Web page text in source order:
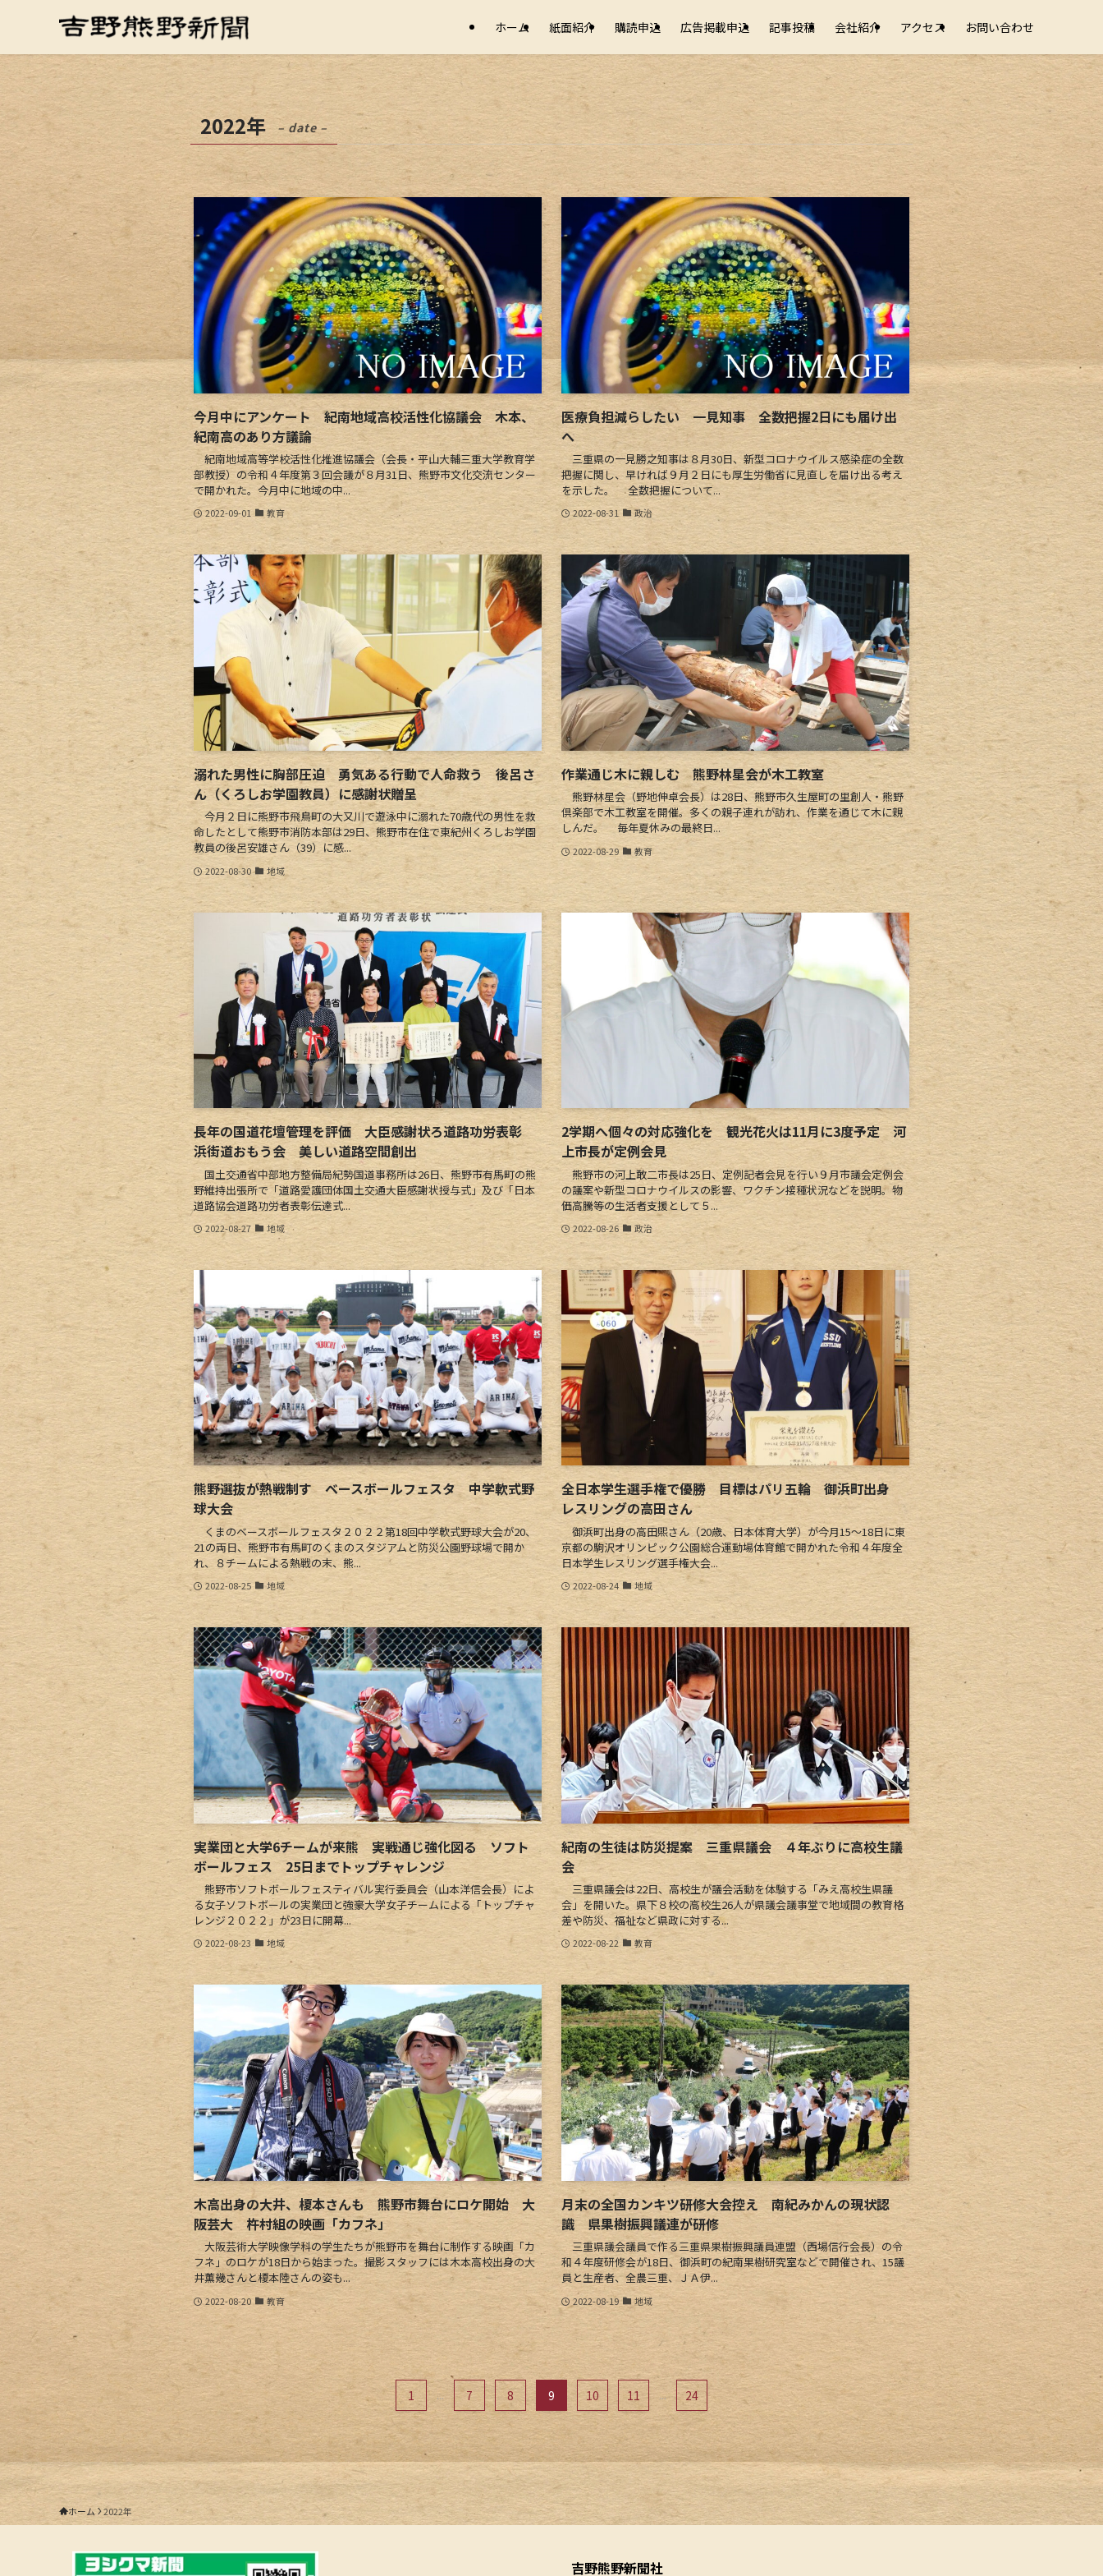
ホーム 紙面紹介 購読申込 広告掲載申込 記事投稿 会社紹介 アクセス お問い合わせ
2022年 – date –
今月中にアンケート 紀南地域高校活性化協議会 木本、
紀南高のあり方議論
紀南地域高等学校活性化推進協議会（会長・平山大輔三重大学教育学
部教授）の令和４年度第３回会議が８月31日、熊野市文化交流センター
で開かれた。今月中に地域の中...
2022-09-01 教育
医療負担減らしたい 一見知事 全数把握2日にも届け出
へ
三重県の一見勝之知事は８月30日、新型コロナウイルス感染症の全数
把握に関し、早ければ９月２日にも厚生労働省に見直しを届け出る考え
を示した。 全数把握について...
2022-08-31 政治
溺れた男性に胸部圧迫 勇気ある行動で人命救う 後呂さ
ん（くろしお学園教員）に感謝状贈呈
今月２日に熊野市飛鳥町の大又川で遊泳中に溺れた70歳代の男性を救
命したとして熊野市消防本部は29日、熊野市在住で東紀州くろしお学園
教員の後呂安雄さん（39）に感...
2022-08-30 地域
作業通じ木に親しむ 熊野林星会が木工教室
熊野林星会（野地伸卓会長）は28日、熊野市久生屋町の里創人・熊野
倶楽部で木工教室を開催。多くの親子連れが訪れ、作業を通じて木に親
しんだ。 毎年夏休みの最終日...
2022-08-29 教育
長年の国道花壇管理を評価 大臣感謝状ろ道路功労表彰
浜街道おもう会 美しい道路空間創出
国土交通省中部地方整備局紀勢国道事務所は26日、熊野市有馬町の熊
野維持出張所で「道路愛護団体国土交通大臣感謝状授与式」及び「日本
道路協会道路功労者表彰伝達式...
2022-08-27 地域
2学期へ個々の対応強化を 観光花火は11月に3度予定 河
上市長が定例会見
熊野市の河上敢二市長は25日、定例記者会見を行い９月市議会定例会
の議案や新型コロナウイルスの影響、ワクチン接種状況などを説明。物
価高騰等の生活者支援として５...
2022-08-26 政治
熊野選抜が熱戦制す ベースボールフェスタ 中学軟式野
球大会
くまのベースボールフェスタ２０２２第18回中学軟式野球大会が20、
21の両日、熊野市有馬町のくまのスタジアムと防災公園野球場で開か
れ、８チームによる熱戦の末、熊...
2022-08-25 地域
全日本学生選手権で優勝 目標はパリ五輪 御浜町出身
レスリングの高田さん
御浜町出身の高田煕さん（20歳、日本体育大学）が今月15～18日に東
京都の駒沢オリンピック公園総合運動場体育館で開かれた令和４年度全
日本学生レスリング選手権大会...
2022-08-24 地域
実業団と大学6チームが来熊 実戦通じ強化図る ソフト
ボールフェス 25日までトップチャレンジ
熊野市ソフトボールフェスティバル実行委員会（山本洋信会長）によ
る女子ソフトボールの実業団と強豪大学女子チームによる「トップチャ
レンジ２０２２」が23日に開幕...
2022-08-23 地域
紀南の生徒は防災提案 三重県議会 ４年ぶりに高校生議
会
三重県議会は22日、高校生が議会活動を体験する「みえ高校生県議
会」を開いた。県下８校の高校生26人が県議会議事堂で地域間の教育格
差や防災、福祉など県政に対する...
2022-08-22 教育
木高出身の大井、榎本さんも 熊野市舞台にロケ開始 大
阪芸大 杵村組の映画「カフネ」
大阪芸術大学映像学科の学生たちが熊野市を舞台に制作する映画「カ
フネ」のロケが18日から始まった。撮影スタッフには木本高校出身の大
井薫幾さんと榎本陸さんの姿も...
2022-08-20 教育
月末の全国カンキツ研修大会控え 南紀みかんの現状認
識 県果樹振興議連が研修
三重県議会議員で作る三重県果樹振興議員連盟（西場信行会長）の令
和４年度研修会が18日、御浜町の紀南果樹研究室などで開催され、15議
員と生産者、全農三重、ＪＡ伊...
2022-08-19 地域
1 ... 7 8 9 10 11 ... 24
ホーム 2022年
吉野熊野新聞社